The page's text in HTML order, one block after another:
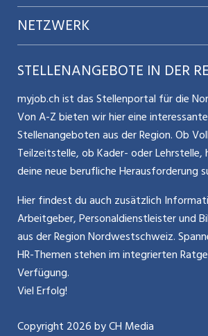
Datenschutz
Nutzungsbedingungen
Glossar
Kontakt
Impressum
Jobs verwalten
Benutzermanual
Bewerber-Cockpit
Teilzeit / Flexible Arbeitsmodelle
Mitarbeiter 50+ / Pensionierung
Karriere allgemein
Führung
Bewerbung / Neuorientierung
Aktionen / News
NETZWERK
Aargauerzeitung.ch
CH Media
ostjob.ch
zentraljob.ch
jobbasel.ch
jobbern.ch
jobmittelland.ch
jobzüri.ch
schaffu.ch (VS)
STELLENANGEBOTE IN DER
myjob.ch ist das Stellenportal für die
Von A-Z bieten wir hier eine
Stellenangeboten aus der Region. Ob
Teilzeitstelle, ob Kader- oder Lehrstelle,
deine neue berufliche Herausforderung
Hier findest du auch zusätzlich
Arbeitgeber, Personaldienstleister und
aus der Region Nordwestschweiz.
HR-Themen stehen im integrierten
Verfügung.
Viel Erfolg!
Copyright 2026by CH Media